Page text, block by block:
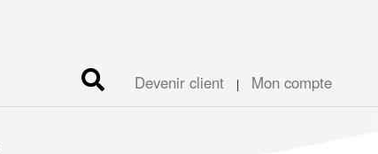
Devenir client | Mon compte